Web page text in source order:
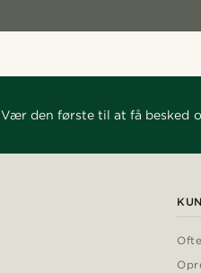
Vær den første til at få besked